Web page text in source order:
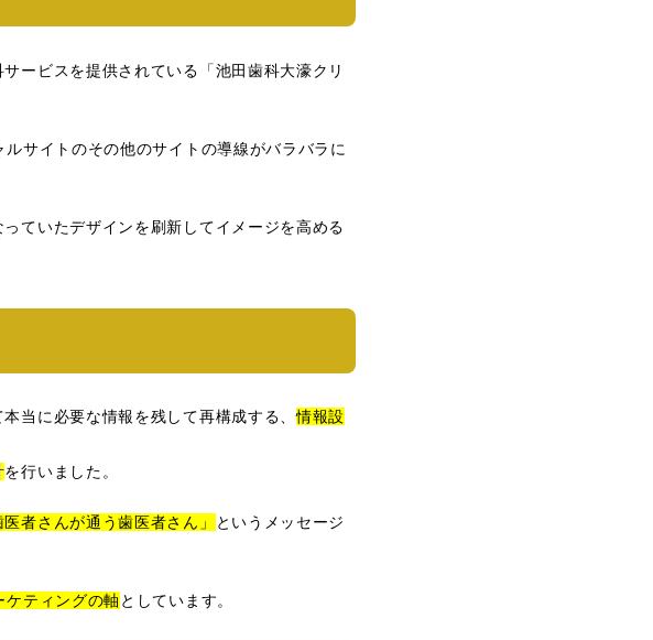
ービスを提供されている「池田歯科大濠クリ
サイトのその他のサイトの導線がバラバラに
ていたデザインを刷新してイメージを高める
当に必要な情報を残して再構成する、情報設
を行いました。
医者さんが通う歯医者さん」
というメッセージ
ケティングの軸 としています。